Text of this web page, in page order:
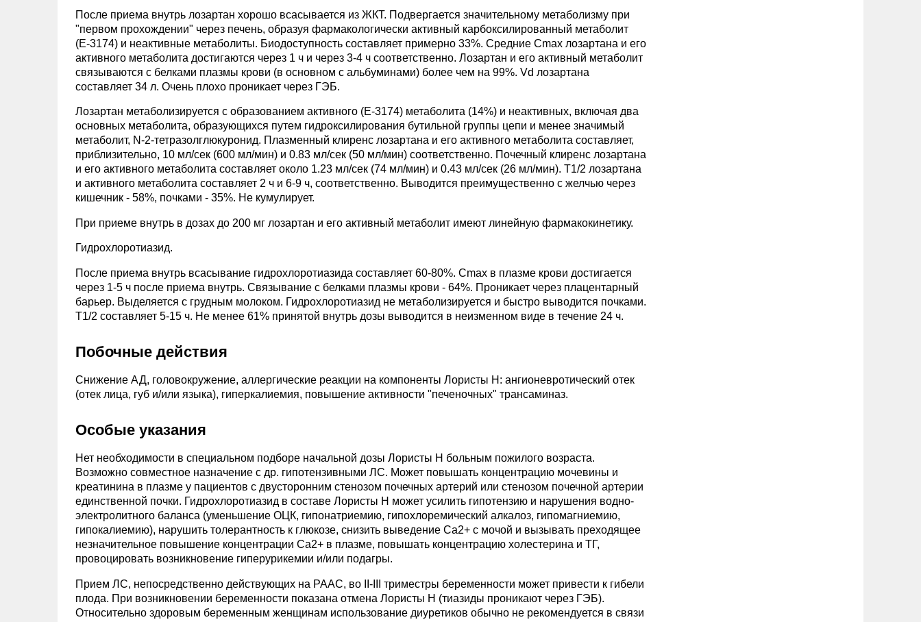
После приема внутрь лозартан хорошо всасывается из ЖКТ. Подвергается значительному метаболизму при
"первом прохождении" через печень, образуя фармакологически активный карбоксилированный метаболит
(Е-3174) и неактивные метаболиты. Биодоступность составляет примерно 33%. Средние Cmax лозартана и его
активного метаболита достигаются через 1 ч и через 3-4 ч соответственно. Лозартан и его активный метаболит
связываются с белками плазмы крови (в основном с альбуминами) более чем на 99%. Vd лозартана
составляет 34 л. Очень плохо проникает через ГЭБ.
Лозартан метаболизируется с образованием активного (Е-3174) метаболита (14%) и неактивных, включая два
основных метаболита, образующихся путем гидроксилирования бутильной группы цепи и менее значимый
метаболит, N-2-тетразолглюкуронид. Плазменный клиренс лозартана и его активного метаболита составляет,
приблизительно, 10 мл/сек (600 мл/мин) и 0.83 мл/сек (50 мл/мин) соответственно. Почечный клиренс лозартана
и его активного метаболита составляет около 1.23 мл/сек (74 мл/мин) и 0.43 мл/сек (26 мл/мин). T1/2 лозартана
и активного метаболита составляет 2 ч и 6-9 ч, соответственно. Выводится преимущественно с желчью через
кишечник - 58%, почками - 35%. Не кумулирует.
При приеме внутрь в дозах до 200 мг лозартан и его активный метаболит имеют линейную фармакокинетику.
Гидрохлоротиазид.
После приема внутрь всасывание гидрохлоротиазида составляет 60-80%. Cmax в плазме крови достигается
через 1-5 ч после приема внутрь. Связывание с белками плазмы крови - 64%. Проникает через плацентарный
барьер. Выделяется с грудным молоком. Гидрохлоротиазид не метаболизируется и быстро выводится почками.
T1/2 составляет 5-15 ч. Не менее 61% принятой внутрь дозы выводится в неизменном виде в течение 24 ч.
Побочные действия
Снижение АД, головокружение, аллергические реакции на компоненты Лористы Н: ангионевротический отек
(отек лица, губ и/или языка), гиперкалиемия, повышение активности "печеночных" трансаминаз.
Особые указания
Нет необходимости в специальном подборе начальной дозы Лористы Н больным пожилого возраста.
Возможно совместное назначение с др. гипотензивными ЛС. Может повышать концентрацию мочевины и
креатинина в плазме у пациентов с двусторонним стенозом почечных артерий или стенозом почечной артерии
единственной почки. Гидрохлоротиазид в составе Лористы Н может усилить гипотензию и нарушения водно-
электролитного баланса (уменьшение ОЦК, гипонатриемию, гипохлоремический алкалоз, гипомагниемию,
гипокалиемию), нарушить толерантность к глюкозе, снизить выведение Ca2+ с мочой и вызывать преходящее
незначительное повышение концентрации Ca2+ в плазме, повышать концентрацию холестерина и ТГ,
провоцировать возникновение гиперурикемии и/или подагры.
Прием ЛС, непосредственно действующих на РААС, во II-III триместры беременности может привести к гибели
плода. При возникновении беременности показана отмена Лористы Н (тиазиды проникают через ГЭБ).
Относительно здоровым беременным женщинам использование диуретиков обычно не рекомендуется в связи